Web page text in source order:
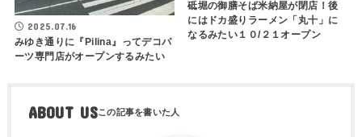
2025.07.16
みゆき通りに『Pilina』ってデコパ
ーツ専門店がオープンするみたい
砥堀の御膳そば米納屋が閉店！後
にはドカ盛りラーメン「丸十」に
なるみたい１０/２１オープン
ABOUT US